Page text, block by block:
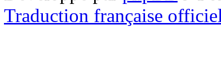
Traduction française